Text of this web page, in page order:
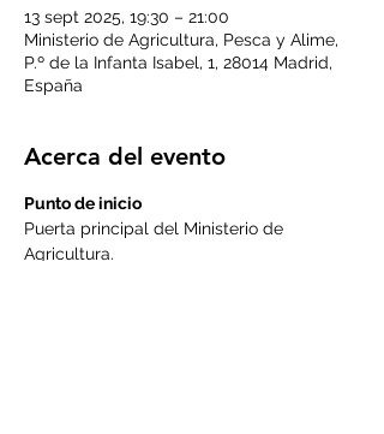
13 sept 2025, 19:30 – 21:00
Ministerio de Agricultura, Pesca y Alime,
P.º de la Infanta Isabel, 1, 28014 Madrid,
España
Acerca del evento
Punto de inicio
Puerta principal del Ministerio de
Agricultura.